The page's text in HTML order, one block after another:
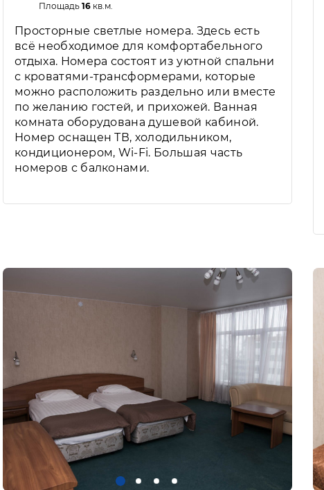
Площадь16 кв.м.
Просторные светлые номера. Здесь есть
всё необходимое для комфортабельного
отдыха. Номера состоят из уютной спальни
с кроватями-трансформерами, которые
можно расположить раздельно или вместе
по желанию гостей, и прихожей. Ванная
комната оборудована душевой кабиной.
Номер оснащен ТВ, холодильником,
кондиционером, Wi-Fi. Большая часть
номеров с балконами.